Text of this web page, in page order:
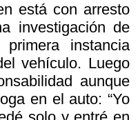
está con arresto
investigación de
instancia
vehículo. Luego
aunque
en el auto: “Yo